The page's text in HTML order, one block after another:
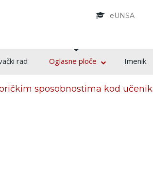
eUNSA
rad Oglasne ploče Imenik
sposobnostima kod